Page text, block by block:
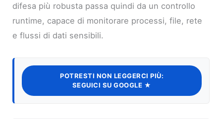
difesa più robusta passa quindi da un controllo
runtime, capace di monitorare processi, file, rete
e flussi di dati sensibili.
POTRESTI NON LEGGERCI PIÙ:
SEGUICI SU GOOGLE ★